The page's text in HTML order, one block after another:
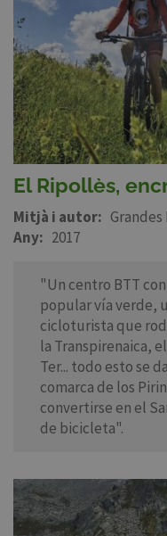
El Ripollès,
Mitjà i autor
Any
2017
"Un centro BTT
popular vía verde,
cicloturista que
la Transpirenaica,
Ter... todo esto se
comarca de los
convertirse en el
de bicicleta".